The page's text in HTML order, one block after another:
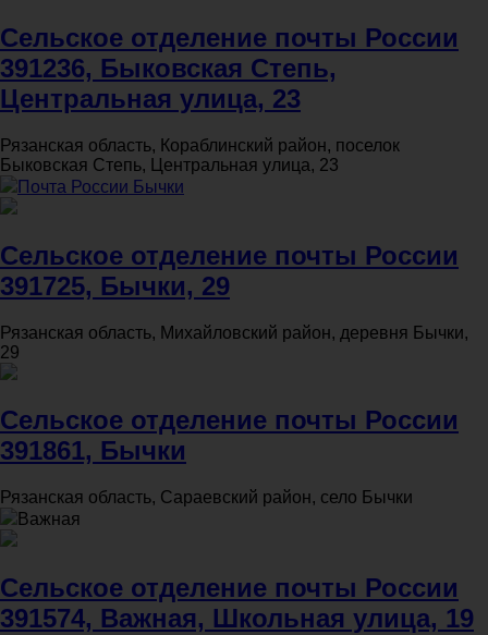
Сельское отделение почты России
391236, Быковская Степь,
Центральная улица, 23
Рязанская область, Кораблинский район, поселок
Быковская Степь, Центральная улица, 23
Почта России Бычки
Сельское отделение почты России
391725, Бычки, 29
Рязанская область, Михайловский район, деревня Бычки,
29
Сельское отделение почты России
391861, Бычки
Рязанская область, Сараевский район, село Бычки
Важная
Сельское отделение почты России
391574, Важная, Школьная улица, 19